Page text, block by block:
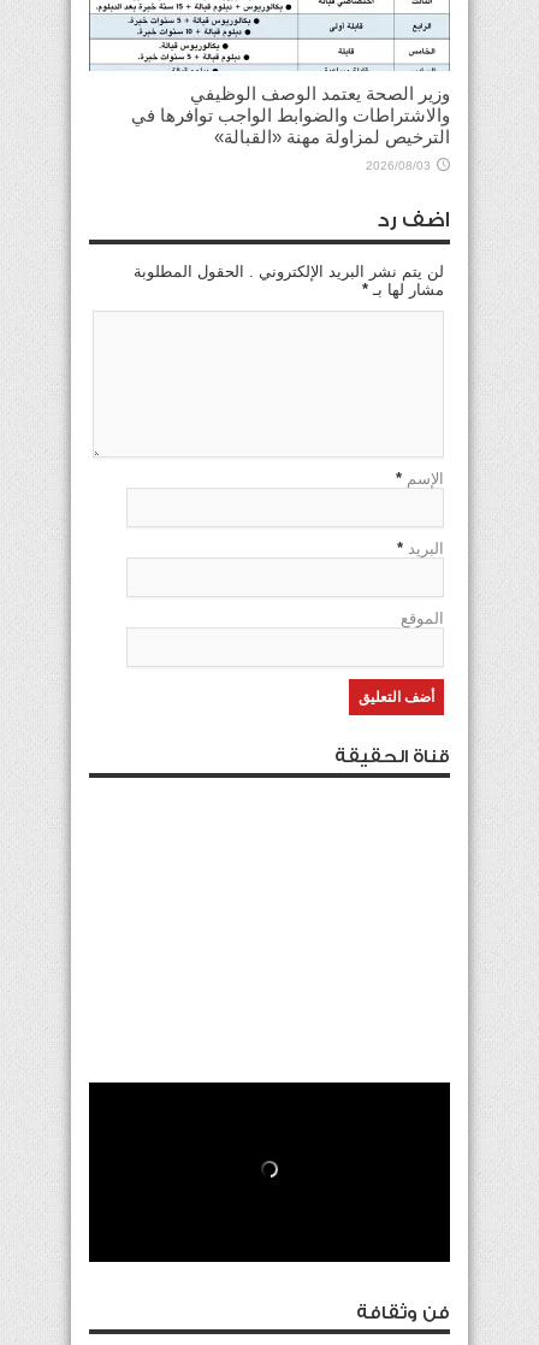
وزير الصحة يعتمد الوصف الوظيفي
والاشتراطات والضوابط الواجب توافرها في
الترخيص لمزاولة مهنة «القبالة»
2026/08/03
اضف رد
لن يتم نشر البريد الإلكتروني . الحقول المطلوبة
مشار لها بـ *
الإسم *
البريد *
الموقع
قناة الحقيقة
فن وثقافة